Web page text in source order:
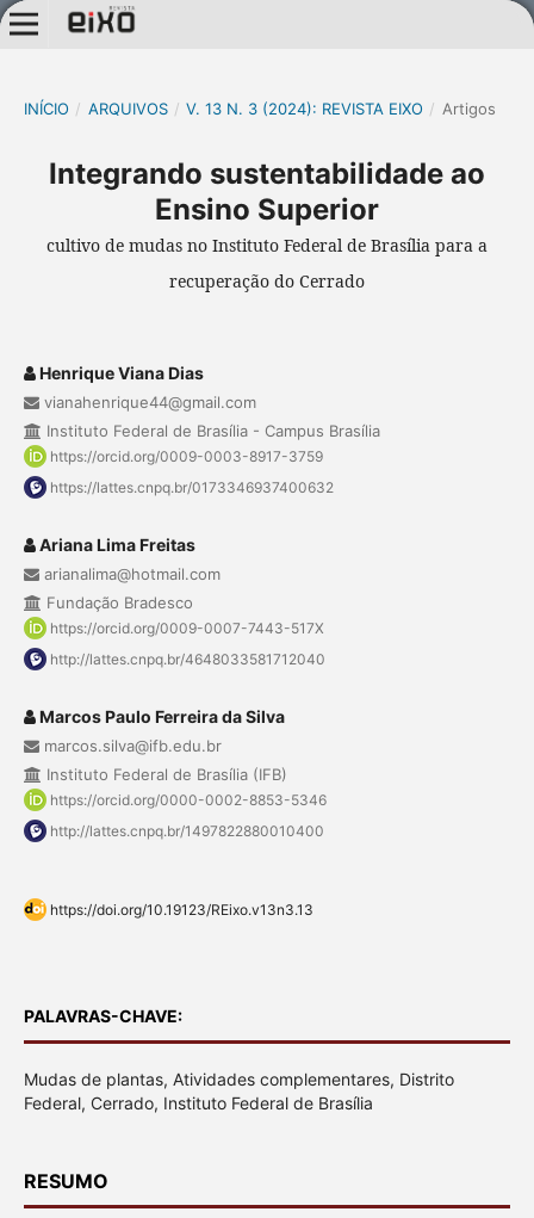
INÍCIO / ARQUIVOS / V. 13 N. 3 (2024): REVISTA EIXO / Artigos
Integrando sustentabilidade ao
Ensino Superior
cultivo de mudas no Instituto Federal de Brasília para a
recuperação do Cerrado
Henrique Viana Dias
vianahenrique44@gmail.com
Instituto Federal de Brasília - Campus Brasília
https://orcid.org/0009-0003-8917-3759
https://lattes.cnpq.br/0173346937400632
Ariana Lima Freitas
arianalima@hotmail.com
Fundação Bradesco
https://orcid.org/0009-0007-7443-517X
http://lattes.cnpq.br/4648033581712040
Marcos Paulo Ferreira da Silva
marcos.silva@ifb.edu.br
Instituto Federal de Brasília (IFB)
https://orcid.org/0000-0002-8853-5346
http://lattes.cnpq.br/1497822880010400
https://doi.org/10.19123/REixo.v13n3.13
PALAVRAS-CHAVE:
Mudas de plantas, Atividades complementares, Distrito
Federal, Cerrado, Instituto Federal de Brasília
RESUMO